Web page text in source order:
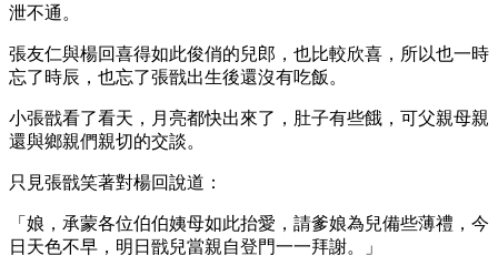
泄不通。
張友仁與楊回喜得如此俊俏的兒郎，也比較欣喜，所以也一時
忘了時辰，也忘了張戩出生後還沒有吃飯。
小張戩看了看天，月亮都快出來了，肚子有些餓，可父親母親
還與鄉親們親切的交談。
只見張戩笑著對楊回說道：
「娘，承蒙各位伯伯姨母如此抬愛，請爹娘為兒備些薄禮，今
日天色不早，明日戩兒當親自登門一一拜謝。」